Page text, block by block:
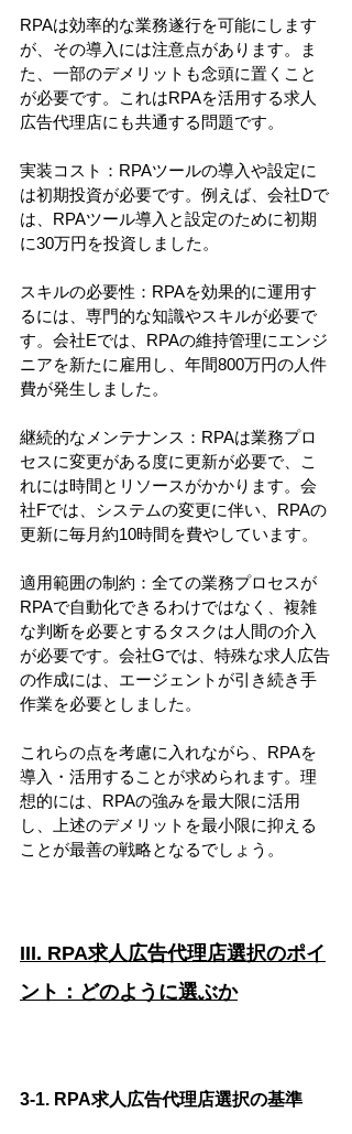
RPAは効率的な業務遂行を可能にします
が、その導入には注意点があります。ま
た、一部のデメリットも念頭に置くこと
が必要です。これはRPAを活用する求人
広告代理店にも共通する問題です。
実装コスト：RPAツールの導入や設定に
は初期投資が必要です。例えば、会社Dで
は、RPAツール導入と設定のために初期
に30万円を投資しました。
スキルの必要性：RPAを効果的に運用す
るには、専門的な知識やスキルが必要で
す。会社Eでは、RPAの維持管理にエンジ
ニアを新たに雇用し、年間800万円の人件
費が発生しました。
継続的なメンテナンス：RPAは業務プロ
セスに変更がある度に更新が必要で、こ
れには時間とリソースがかかります。会
社Fでは、システムの変更に伴い、RPAの
更新に毎月約10時間を費やしています。
適用範囲の制約：全ての業務プロセスが
RPAで自動化できるわけではなく、複雑
な判断を必要とするタスクは人間の介入
が必要です。会社Gでは、特殊な求人広告
の作成には、エージェントが引き続き手
作業を必要としました。
これらの点を考慮に入れながら、RPAを
導入・活用することが求められます。理
想的には、RPAの強みを最大限に活用
し、上述のデメリットを最小限に抑える
ことが最善の戦略となるでしょう。
III. RPA求人広告代理店選択のポイ
ント：どのように選ぶか
3-1. RPA求人広告代理店選択の基準